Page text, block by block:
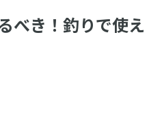
べき！釣りで使え